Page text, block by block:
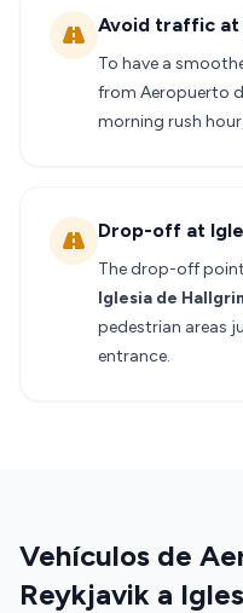
Avoid traffic at
To have a
from Aeropuerto
morning rush
Drop-off at
The drop-off
Iglesia de
pedestrian areas
entrance.
Vehículos de
Reykjavik a